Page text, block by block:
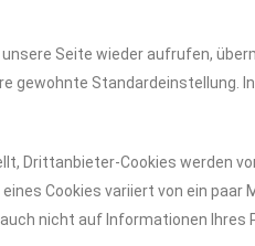
Seite wieder aufrufen,
gewohnte Standardeinstellung.
Drittanbieter-Cookies werden
Cookies variiert von ein paar
nicht auf Informationen Ihres